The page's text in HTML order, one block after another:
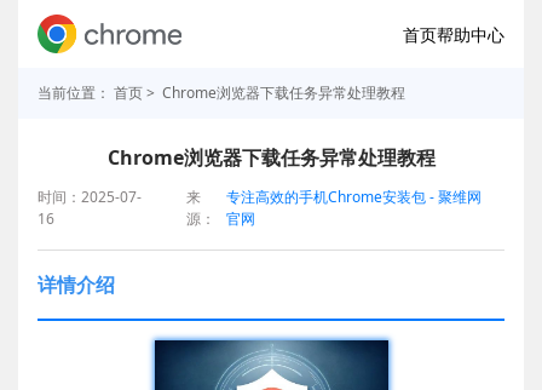
首页帮助中心
当前位置： 首页> Chrome浏览器下载任务异常处理教程
Chrome浏览器下载任务异常处理教程
时间：2025-07-
16
来
源：
专注高效的手机Chrome安装包 - 聚维网
官网
详情介绍